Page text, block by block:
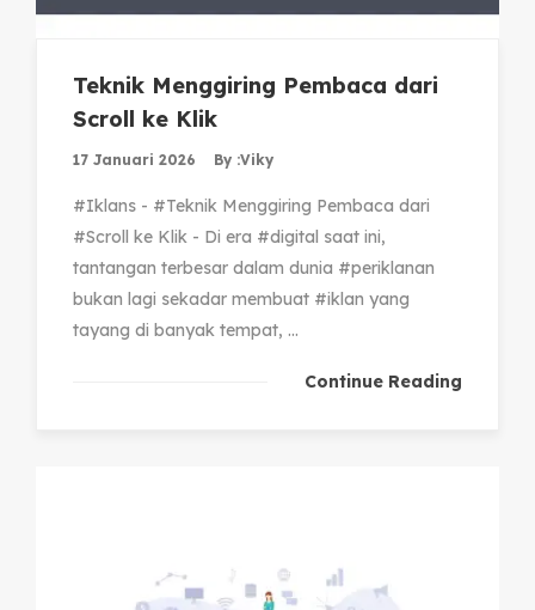
Teknik Menggiring Pembaca dari
Scroll ke Klik
17 Januari 2026 By :Viky
#Iklans - #Teknik Menggiring Pembaca dari
#Scroll ke Klik - Di era #digital saat ini,
tantangan terbesar dalam dunia #periklanan
bukan lagi sekadar membuat #iklan yang
tayang di banyak tempat, ...
Continue Reading